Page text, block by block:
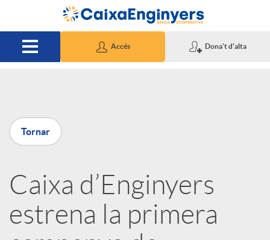
Salta al contingut principal
Accés Dona't d'alta
P
u
b
l
Tornar
Caixa d’Enginyers
estrena la primera